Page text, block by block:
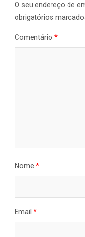
O seu endereço de
obrigatórios
Comentário *
Nome *
Email *